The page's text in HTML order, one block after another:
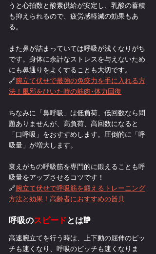
うと心拍数と酸素供給が安定し、乳酸の蓄積
も抑えられるので、疲労感軽減の効果もあ
る。
また鼻が詰まっていては呼吸が浅くなりがち
です。身体に余計なストレスを与えないため
にも鼻通りをよくすることも大切です。
🔗腕立て伏せで最強の免疫力を手に入れる方
法！風邪をひいた時の筋肉･体力回復
ちなみに「鼻呼吸」は低負荷、低回数なら問
題ありませんが、高負荷、高回数になると
「口呼吸」をおすすめします。圧倒的に「呼
吸量」が増大します。
衰えがちの呼吸筋を専門的に鍛えることも呼
吸量をアップさせるコツです！
🔗腕立て伏せで呼吸筋を鍛えるトレーニング
方法と効果！高齢者におすすめの器具
呼吸のスピードとは!?
高速腕立てを行う時は、上下動の屈伸のピッ
チも速くなり、呼吸のピッチも速くなりま